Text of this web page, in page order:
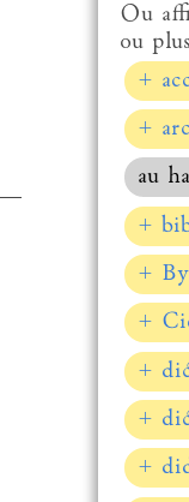
Ou
ou
+
+
au
+
+
+
+
+
+